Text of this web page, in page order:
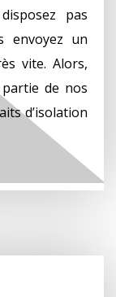
pas
envoyez un
vite. Alors,
de nos
d’isolation